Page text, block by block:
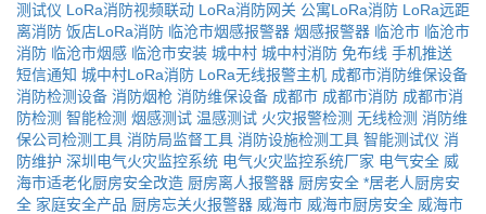
测试仪 LoRa消防视频联动 LoRa消防网关 公寓LoRa消防 LoRa远距
离消防 饭店LoRa消防 临沧市烟感报警器 烟感报警器 临沧市 临沧市
消防 临沧市烟感 临沧市安装 城中村 城中村消防 免布线 手机推送
短信通知 城中村LoRa消防 LoRa无线报警主机 成都市消防维保设备
消防检测设备 消防烟枪 消防维保设备 成都市 成都市消防 成都市消
防检测 智能检测 烟感测试 温感测试 火灾报警检测 无线检测 消防维
保公司检测工具 消防局监督工具 消防设施检测工具 智能测试仪 消
防维护 深圳电气火灾监控系统 电气火灾监控系统厂家 电气安全 威
海市适老化厨房安全改造 厨房离人报警器 厨房安全 *居老人厨房安
全 家庭安全产品 厨房忘关火报警器 威海市 威海市厨房安全 威海市